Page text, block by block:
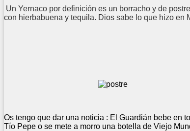
Un Yernaco por definición es un borracho y de
con hierbabuena y tequila. Dios sabe lo que hizo en
Os tengo que dar una noticia : El Guardián bebe en
Tío Pepe o se mete a morro una botella de Viejo